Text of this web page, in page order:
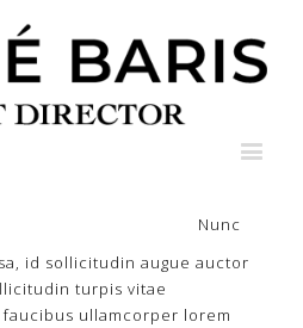
Nunc
id sollicitudin augue auctor
turpis vitae
ullamcorper lorem